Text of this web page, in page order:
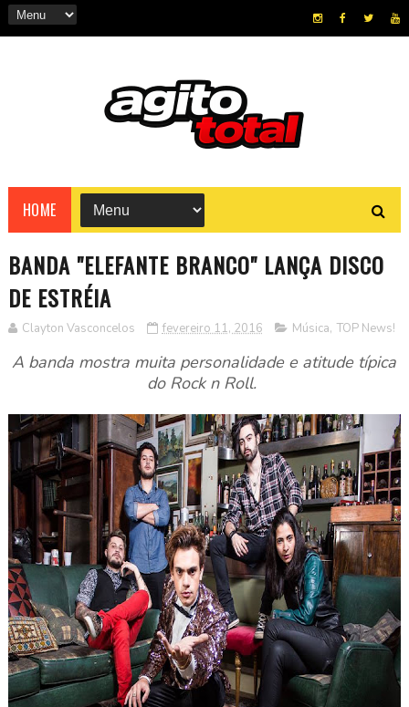
HOME
BANDA "ELEFANTE BRANCO" LANÇA DISCO
DE ESTRÉIA
Clayton Vasconcelos fevereiro 11, 2016 Música, TOP News!
A banda mostra muita personalidade e atitude típica
do Rock n Roll.